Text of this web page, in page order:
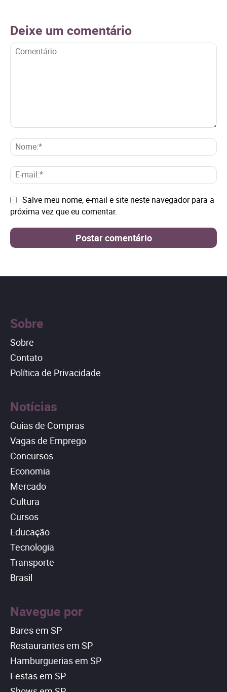
Deixe um comentário
E-
Site: Salve meu nome, e-mail e site neste navegador para a
próxima vez que eu comentar.
Sobre
Sobre
Contato
Política de Privacidade
Notícias
Guias de Compras
Vagas de Emprego
Concursos
Economia
Mercado
Cultura
Cursos
Educação
Tecnologia
Transporte
Brasil
Navegue por
Bares em SP
Restaurantes em SP
Hamburguerias em SP
Festas em SP